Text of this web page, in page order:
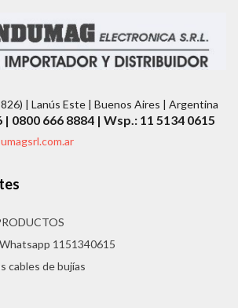
| Lanús Este | Buenos Aires | Argentina
0800 666 8884 | Wsp.: 11 5134 0615
1151340615
cables de bujías